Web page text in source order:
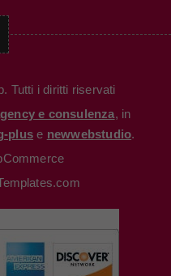
Tutti i diritti riservati
e consulenza, in
plus e newwebstudio.